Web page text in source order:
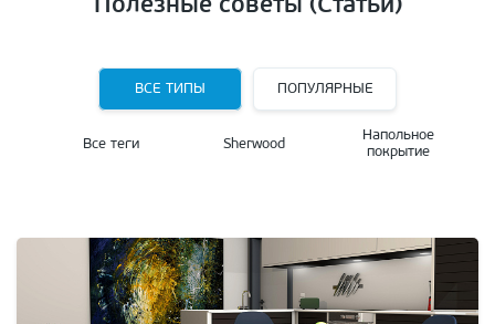
Полезные советы (Статьи)
ВСЕ ТИПЫ ПОПУЛЯРНЫЕ
Все теги Sherwood
Напольное
покрытие